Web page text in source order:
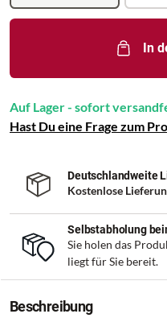
In
Auf Lager - sofort
Hast Du eine Frage zum
Deutschlandweite
Kostenlose
Selbstabholung
Sie holen das
liegt für Sie bereit.
Beschreibung